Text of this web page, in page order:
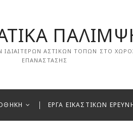
ΙΔΙΑΙΤΕΡΩΝ ΑΣΤΙΚΩΝ ΤΟΠΩΝ ΣΤΟ
ΕΠΑΝΑΣΤΑΣΗΣ
ΕΡΓΑ ΕΙΚΑΣΤΙΚΩΝ